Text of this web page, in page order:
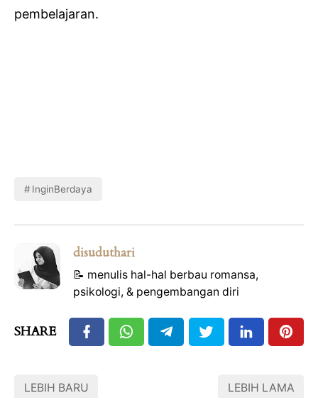
pembelajaran.
InginBerdaya
disuduthari
📝 menulis hal-hal berbau romansa,
psikologi, & pengembangan diri
SHARE
LEBIH BARU LEBIH LAMA